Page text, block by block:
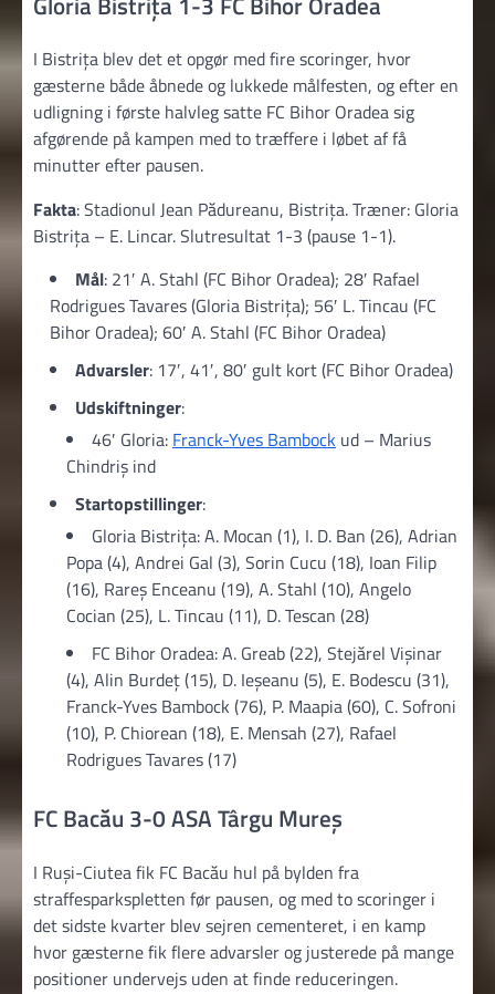
I Bistrița blev det et opgør med fire scoringer, hvor
gæsterne både åbnede og lukkede målfesten, og efter en
udligning i første halvleg satte FC Bihor Oradea sig
afgørende på kampen med to træffere i løbet af få
minutter efter pausen.
Fakta: Stadionul Jean Pădureanu, Bistriţa. Træner: Gloria
Bistriţa – E. Lincar. Slutresultat 1-3 (pause 1-1).
Mål: 21′ A. Stahl (FC Bihor Oradea); 28′ Rafael
Rodrigues Tavares (Gloria Bistriţa); 56′ L. Tincau (FC
Bihor Oradea); 60′ A. Stahl (FC Bihor Oradea)
Advarsler: 17′, 41′, 80′ gult kort (FC Bihor Oradea)
Udskiftninger:
46′ Gloria: Franck-Yves Bambock ud – Marius
Chindriș ind
Startopstillinger:
Gloria Bistriţa: A. Mocan (1), I. D. Ban (26), Adrian
Popa (4), Andrei Gal (3), Sorin Cucu (18), Ioan Filip
(16), Rareș Enceanu (19), A. Stahl (10), Angelo
Cocian (25), L. Tincau (11), D. Tescan (28)
FC Bihor Oradea: A. Greab (22), Stejărel Vișinar
(4), Alin Burdeț (15), D. Ieșeanu (5), E. Bodescu (31),
Franck-Yves Bambock (76), P. Maapia (60), C. Sofroni
(10), P. Chiorean (18), E. Mensah (27), Rafael
Rodrigues Tavares (17)
FC Bacău 3-0 ASA Târgu Mureș
I Ruși-Ciutea fik FC Bacău hul på bylden fra
straffesparkspletten før pausen, og med to scoringer i
det sidste kvarter blev sejren cementeret, i en kamp
hvor gæsterne fik flere advarsler og justerede på mange
positioner undervejs uden at finde reduceringen.